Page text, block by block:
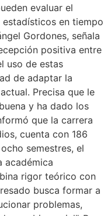
evaluar el
en tiempo
Gordones, señala
positiva entre
uso de estas
de adaptar la
Precisa que le
y ha dado los
que la carrera
cuenta con 186
semestres, el
académica
rigor teórico con
busca formar a
problemas,